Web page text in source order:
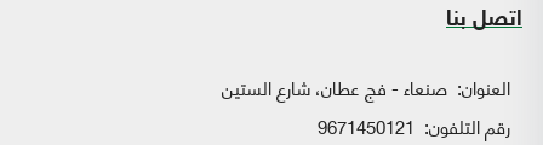
اتصل بنا
العنوان: صنعاء - فج عطان، شارع الستين
رقم التلفون: 9671450121